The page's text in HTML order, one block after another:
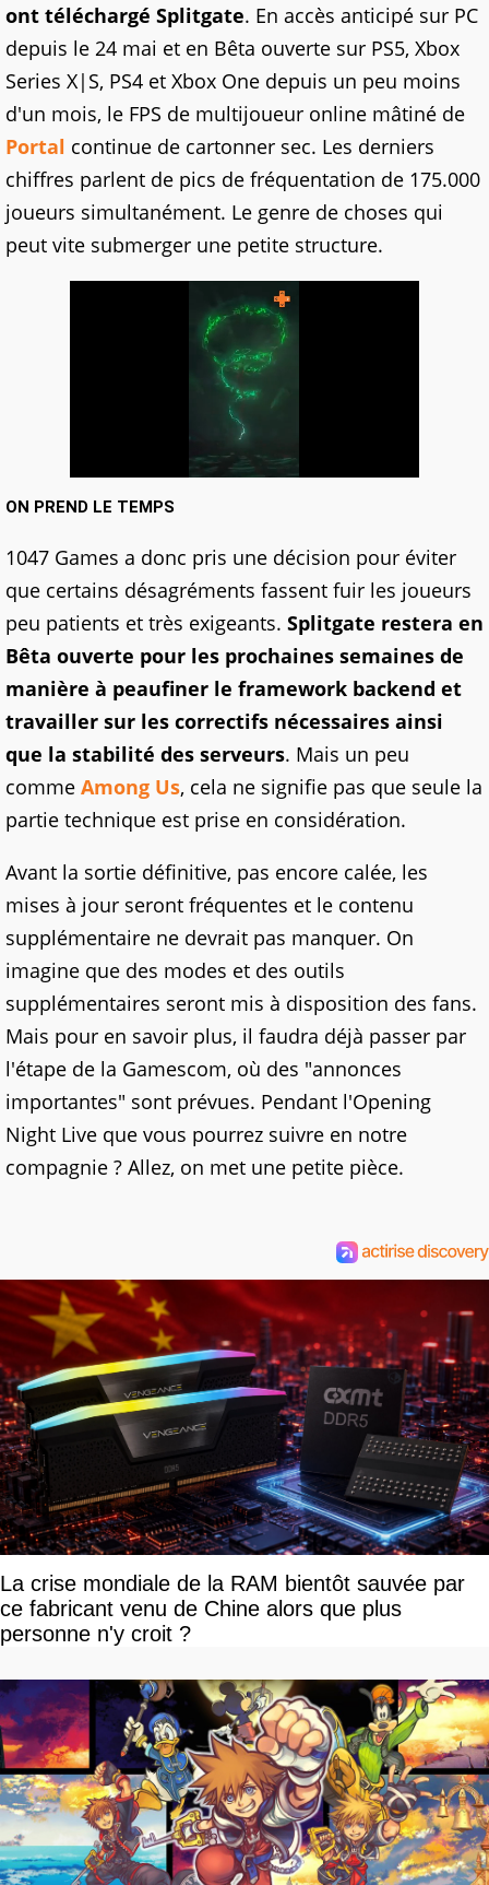
ont téléchargé Splitgate. En accès anticipé sur PC
depuis le 24 mai et en Bêta ouverte sur PS5, Xbox
Series X|S, PS4 et Xbox One depuis un peu moins
d'un mois, le FPS de multijoueur online mâtiné de
Portal continue de cartonner sec. Les derniers
chiffres parlent de pics de fréquentation de 175.000
joueurs simultanément. Le genre de choses qui
peut vite submerger une petite structure.
ON PREND LE TEMPS
1047 Games a donc pris une décision pour éviter
que certains désagréments fassent fuir les joueurs
peu patients et très exigeants. Splitgate restera en
Bêta ouverte pour les prochaines semaines de
manière à peaufiner le framework backend et
travailler sur les correctifs nécessaires ainsi
que la stabilité des serveurs. Mais un peu
comme Among Us, cela ne signifie pas que seule la
partie technique est prise en considération.
Avant la sortie définitive, pas encore calée, les
mises à jour seront fréquentes et le contenu
supplémentaire ne devrait pas manquer. On
imagine que des modes et des outils
supplémentaires seront mis à disposition des fans.
Mais pour en savoir plus, il faudra déjà passer par
l'étape de la Gamescom, où des "annonces
importantes" sont prévues. Pendant l'Opening
Night Live que vous pourrez suivre en notre
compagnie ? Allez, on met une petite pièce.
La crise mondiale de la RAM bientôt sauvée par
ce fabricant venu de Chine alors que plus
personne n'y croit ?